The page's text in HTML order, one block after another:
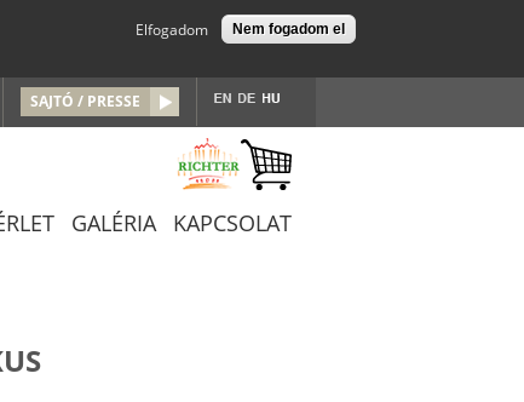
Elfogadom Nem fogadom el
SAJTÓ / PRESSE
GALÉRIA KAPCSOLAT